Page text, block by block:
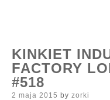
KINKIET
FACTORY
#518
Posted
2 maja 2015 by zorki